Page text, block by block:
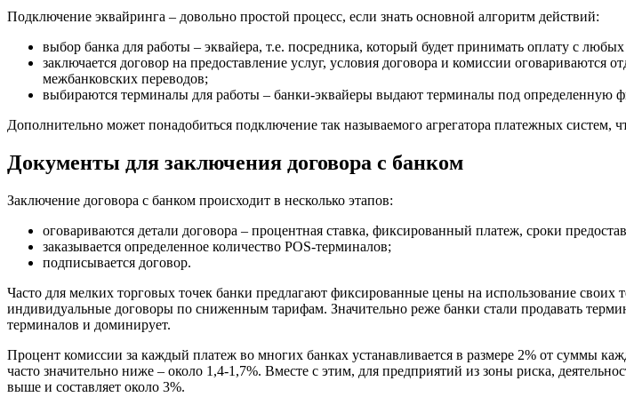
Подключение эквайринга – довольно простой процесс, если знать основной алгоритм действий:
выбор банка для работы – эквайера, т.е. посредника, который будет принимать оплату с
заключается договор на предоставление услуг, условия договора и комиссии
межбанковских переводов;
выбираются терминалы для работы – банки-эквайеры выдают терминалы под определенную
Дополнительно может понадобиться подключение так называемого агрегатора платежных систем,
Документы для заключения договора с банком
Заключение договора с банком происходит в несколько этапов:
оговариваются детали договора – процентная ставка, фиксированный платеж, сроки
заказывается определенное количество POS-терминалов;
подписывается договор.
Часто для мелких торговых точек банки предлагают фиксированные цены на использование
индивидуальные договоры по сниженным тарифам. Значительно реже банки стали продавать
терминалов и доминирует.
Процент комиссии за каждый платеж во многих банках устанавливается в размере 2% от суммы
часто значительно ниже – около 1,4-1,7%. Вместе с этим, для предприятий из зоны риска,
выше и составляет около 3%.